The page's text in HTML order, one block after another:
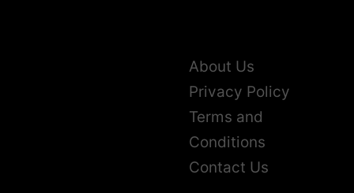
About Us
Privacy Policy
Terms and
Conditions
Contact Us